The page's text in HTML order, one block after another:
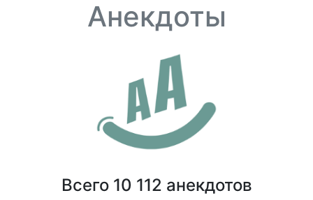
Анекдоты
Всего 10 112 анекдотов